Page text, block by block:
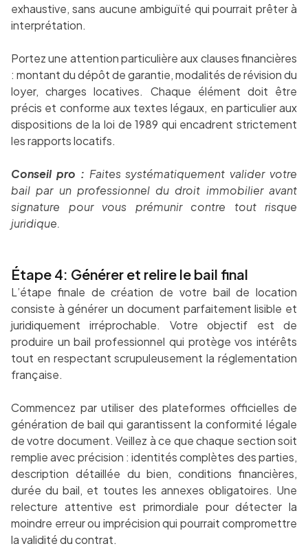
exhaustive, sans aucune ambiguïté qui pourrait prêter à
interprétation.
Portez une attention particulière aux clauses financières
: montant du dépôt de garantie, modalités de révision du
loyer, charges locatives. Chaque élément doit être
précis et conforme aux textes légaux, en particulier aux
dispositions de la loi de 1989 qui encadrent strictement
les rapports locatifs.
Conseil pro : Faites systématiquement valider votre
bail par un professionnel du droit immobilier avant
signature pour vous prémunir contre tout risque
juridique.
Étape 4: Générer et relire le bail final
L’étape finale de création de votre bail de location
consiste à générer un document parfaitement lisible et
juridiquement irréprochable. Votre objectif est de
produire un bail professionnel qui protège vos intérêts
tout en respectant scrupuleusement la réglementation
française.
Commencez par utiliser des plateformes officielles de
génération de bail qui garantissent la conformité légale
de votre document. Veillez à ce que chaque section soit
remplie avec précision : identités complètes des parties,
description détaillée du bien, conditions financières,
durée du bail, et toutes les annexes obligatoires. Une
relecture attentive est primordiale pour détecter la
moindre erreur ou imprécision qui pourrait compromettre
la validité du contrat.